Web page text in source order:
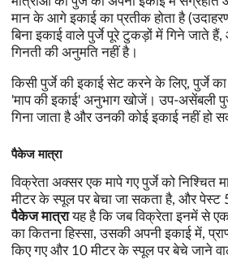
मान के आगे इकाई का प्रतीक होता है
बिना इकाई वाले पुर्जे पूरे टुकड़ों में गिने जाते
गिनती की अनुमति नहीं है।
किसी पुर्जे की इकाई सेट करने के लिए, पुर्जे
'माप की इकाई' अनुभाग खोजें। उप-असेंबली
गिना जाता है और उनकी कोई इकाई नहीं हो
पैकेज मात्रा
विक्रेता अक्सर एक मापे गए पुर्जे को निश्चित
मीटर के स्पूल पर बेचा जा सकता है, और पेस्ट
पैकेज मात्रायह है कि जब विक्रेता इनमें से
का कितना हिस्सा, उसकी अपनी इकाई में,
किए गए और 10 मीटर के स्पूल पर बेचे जाने